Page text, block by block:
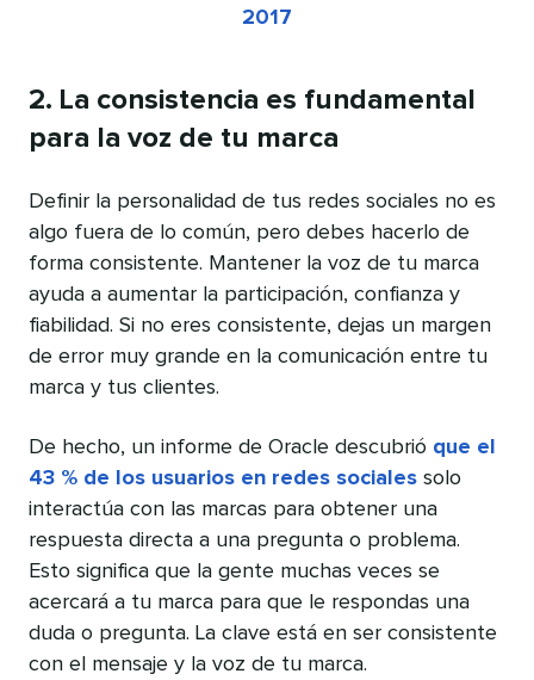
2017
2. La consistencia es fundamental
para la voz de tu marca
Definir la personalidad de tus redes sociales no es
algo fuera de lo común, pero debes hacerlo de
forma consistente. Mantener la voz de tu marca
ayuda a aumentar la participación, confianza y
fiabilidad. Si no eres consistente, dejas un margen
de error muy grande en la comunicación entre tu
marca y tus clientes.
De hecho, un informe de Oracle descubrió que el
43 % de los usuarios en redes sociales solo
interactúa con las marcas para obtener una
respuesta directa a una pregunta o problema.
Esto significa que la gente muchas veces se
acercará a tu marca para que le respondas una
duda o pregunta. La clave está en ser consistente
con el mensaje y la voz de tu marca.